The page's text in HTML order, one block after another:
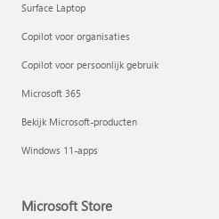
Surface Laptop
Copilot voor organisaties
Copilot voor persoonlijk gebruik
Microsoft 365
Bekijk Microsoft-producten
Windows 11-apps
Microsoft Store